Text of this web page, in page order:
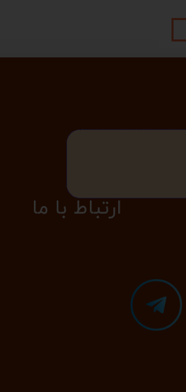
​​​ارتباط با ما